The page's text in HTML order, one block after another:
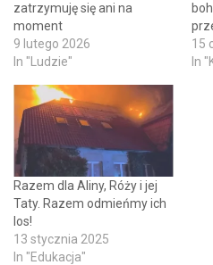
zatrzymuję się ani na
moment
9 lutego 2026
In "Ludzie"
15
In
Razem dla Aliny, Róży i jej
Taty. Razem odmieńmy ich
los!
13 stycznia 2025
In "Edukacja"